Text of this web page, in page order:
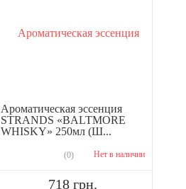
Ароматическая эссенция
STRANDS «BALTMORE
WHISKY» 250мл (Ш...
(0) Нет в наличии
718 грн.